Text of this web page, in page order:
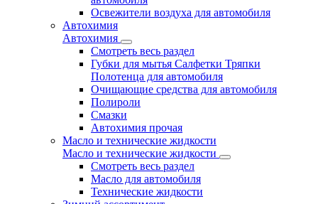
Освежители воздуха для автомобиля
Автохимия
Автохимия
Смотреть весь раздел
Губки для мытья Салфетки Тряпки
Полотенца для автомобиля
Очищающие средства для автомобиля
Полироли
Смазки
Автохимия прочая
Масло и технические жидкости
Масло и технические жидкости
Смотреть весь раздел
Масло для автомобиля
Технические жидкости